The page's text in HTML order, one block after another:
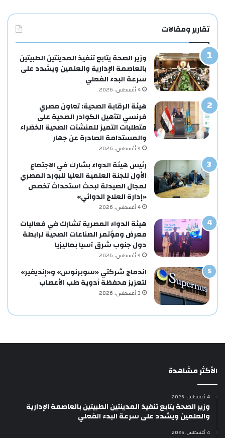
تقارير ومقالات
وزير الصحة يتابع تنفيذ المدينتين الطبيتين
بالعاصمة الإدارية والعلمين ويشدد على
سرعة البدء الفعلي
4 أغسطس، 2026
هيئة الرقابة الصحية: تعاون مصري
فرنسي لتأهيل الكوادر الصحية على
متطلبات التميز للمنشآت الصحية الخضراء
والمستدامة الصادرة عن جهار
4 أغسطس، 2026
رئيس هيئة الدواء بشارك في الاجتماع
الأول للجنة العلمية العليا للبورد المصري
لمجال الصيدلة لبحث استحداث تخصص
«إدارة العلاج الدوائي»
4 أغسطس، 2026
هيئة الدواء المصرية تشارك في فعاليات
معرض ومؤتمر الصناعات الصحية لرابطة
دول جنوب شرق آسيا بماليزيا
4 أغسطس، 2026
اندماج شركتي «سوبرنوس» و«إنديفير»
لتعزيز محفظة أدوية طب الأعصاب
3 أغسطس، 2026
الأكثر مشاهدة
4 أغسطس، 2026
وزير الصحة يتابع تنفيذ المدينتين الطبيتين بالعاصمة الإدارية
والعلمين ويشدد على سرعة البدء الفعلي
4 أغسطس، 2026